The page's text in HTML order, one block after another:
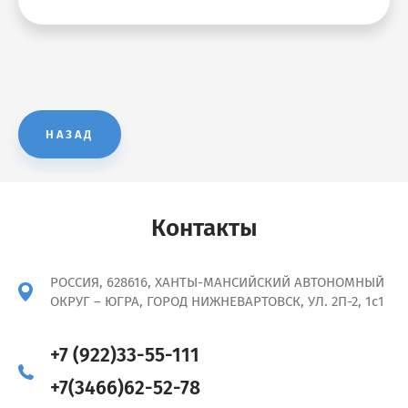
НАЗАД
Контакты
РОССИЯ, 628616, ХАНТЫ-МАНСИЙСКИЙ АВТОНОМНЫЙ
ОКРУГ – ЮГРА, ГОРОД НИЖНЕВАРТОВСК, УЛ. 2П-2, 1с1
+7 (922)33-55-111
+7(3466)62-52-78